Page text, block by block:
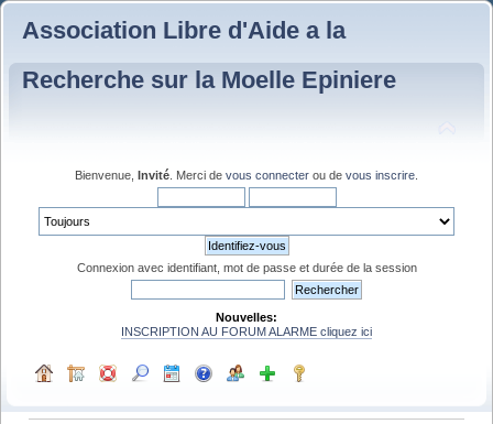
Association Libre d'Aide a la
Recherche sur la Moelle Epiniere
Bienvenue, Invité . Merci de vous connecter ou de vous inscrire
Connexion avec identifiant, mot de passe et durée de la session
Nouvelles:
INSCRIPTION AU FORUM ALARME cliquez ici